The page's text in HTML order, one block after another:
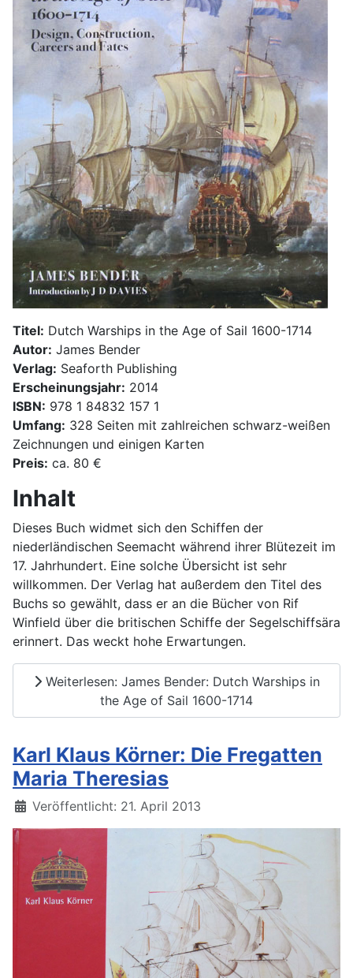
Titel: Dutch Warships in the Age of Sail 1600-1714
Autor: James Bender
Verlag: Seaforth Publishing
Erscheinungsjahr: 2014
ISBN: 978 1 84832 157 1
Umfang: 328 Seiten mit zahlreichen schwarz-weißen
Zeichnungen und einigen Karten
Preis: ca. 80 €
Inhalt
Dieses Buch widmet sich den Schiffen der
niederländischen Seemacht während ihrer Blütezeit im
17. Jahrhundert. Eine solche Übersicht ist sehr
willkommen. Der Verlag hat außerdem den Titel des
Buchs so gewählt, dass er an die Bücher von Rif
Winfield über die britischen Schiffe der Segelschiffsära
erinnert. Das weckt hohe Erwartungen.
Weiterlesen: James Bender: Dutch Warships in
the Age of Sail 1600-1714
Karl Klaus Körner: Die Fregatten
Maria Theresias
Details
Veröffentlicht: 21. April 2013